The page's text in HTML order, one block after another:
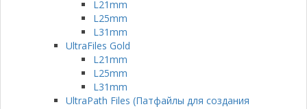
L21mm
L25mm
L31mm
UltraFiles Gold
L21mm
L25mm
L31mm
UltraPath Files (Патфайлы для создания